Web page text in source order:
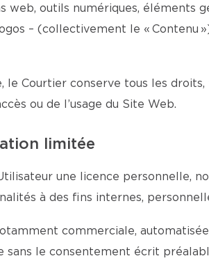
web, outils numériques, éléments
– (collectivement le «
le Courtier conserve tous les
ou de l’usage du Site Web.
limitée
une licence personnelle,
à des fins internes,
commerciale,
le consentement écrit